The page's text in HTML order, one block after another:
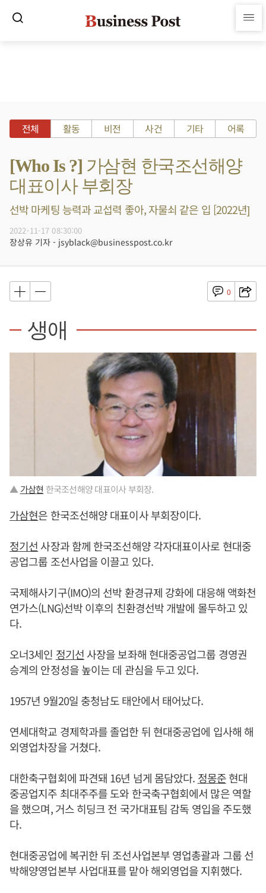
전체 활동 비전 사건 기타 어록
[Who Is ?] 가삼현 한국조선해양
대표이사 부회장
선박 마케팅 능력과 교섭력 좋아, 자물쇠 같은 입 [2022년]
2022-11-17 08:30:00
장상유 기자 - jsyblack@businesspost.co.kr
0
생애
▲ 가삼현 한국조선해양 대표이사 부회장.
가삼현은 한국조선해양 대표이사 부회장이다.
정기선 사장과 함께 한국조선해양 각자대표이사로 현대중
공업그룹 조선사업을 이끌고 있다.
국제해사기구(IMO)의 선박 환경규제 강화에 대응해 액화천
연가스(LNG)선박 이후의 친환경선박 개발에 몰두하고 있
다.
오너3세인 정기선 사장을 보좌해 현대중공업그룹 경영권
승계의 안정성을 높이는 데 관심을 두고 있다.
1957년 9월20일 충청남도 태안에서 태어났다.
연세대학교 경제학과를 졸업한 뒤 현대중공업에 입사해 해
외영업차장을 거쳤다.
대한축구협회에 파견돼 16년 넘게 몸담았다. 정몽준현대
중공업지주 최대주주를 도와 한국축구협회에서 많은 역할
을 했으며, 거스 히딩크 전 국가대표팀 감독 영입을 주도했
다.
현대중공업에 복귀한 뒤 조선사업본부 영업총괄과 그룹 선
박해양영업본부 사업대표를 맡아 해외영업을 지휘했다.